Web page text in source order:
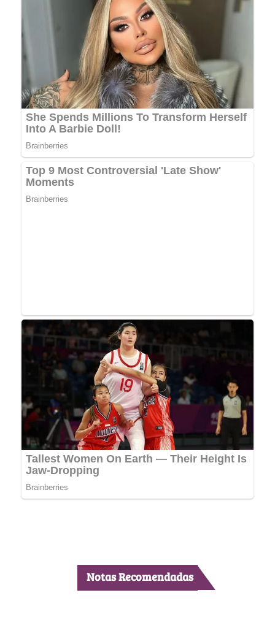
Notas Recomendadas